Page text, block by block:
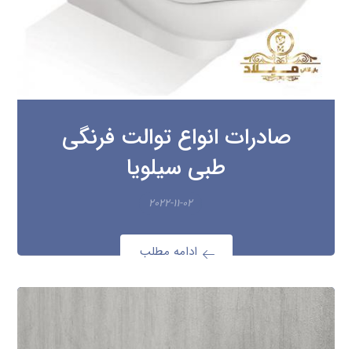
صادرات انواع توالت فرنگی
طبی سیلویا
۲۰۲۲-۱۱-۰۲
ادامه مطلب